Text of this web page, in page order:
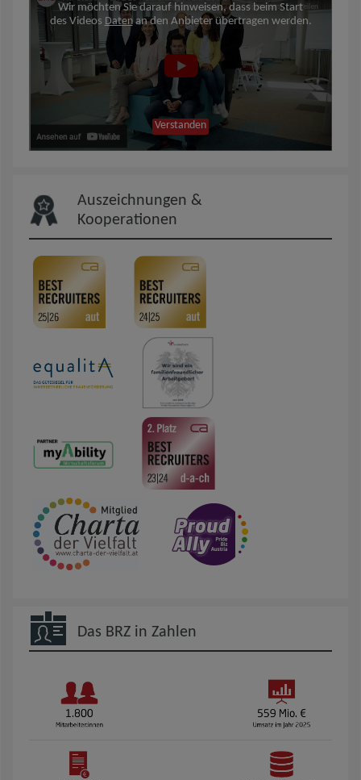
Wir möchten Sie darauf hinweisen, dass beim Start
des Videos Datenan den Anbieter übertragen werden.
Verstanden
Auszeichnungen &
Kooperationen
Das BRZ in Zahlen